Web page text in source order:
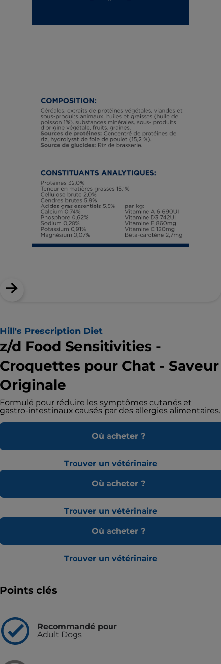
Hill's Prescription Diet
z/d Food Sensitivities -
Croquettes pour Chat - Saveur
Originale
Formulé pour réduire les symptômes cutanés et
gastro-intestinaux causés par des allergies alimentaires.
Où acheter ?
Trouver un vétérinaire
Où acheter ?
Trouver un vétérinaire
Où acheter ?
Trouver un vétérinaire
Points clés
Recommandé pour
Adult Dogs